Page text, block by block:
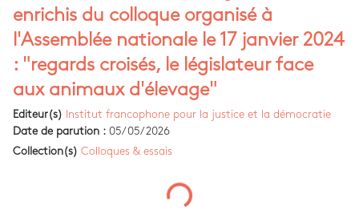
enrichis du colloque organisé à
l'Assemblée nationale le 17 janvier 2024
: "regards croisés, le législateur face
aux animaux d'élevage"
Editeur(s)
Institut francophone pour la justice et la démocratie
Date de parution : 05/05/2026
Collection(s) Colloques & essais